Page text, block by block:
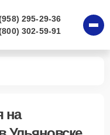
295-29-36
302-59-91
на